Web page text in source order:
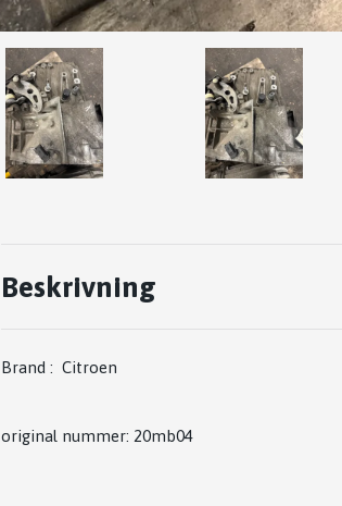
Beskrivning
Brand : Citroen
original nummer: 20mb04